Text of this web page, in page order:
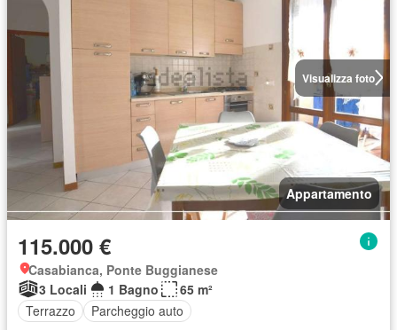
Visualizza foto
Appartamento
115.000 €
Casabianca, Ponte Buggianese
3 Locali
1 Bagno
65 m²
Terrazzo
Parcheggio auto